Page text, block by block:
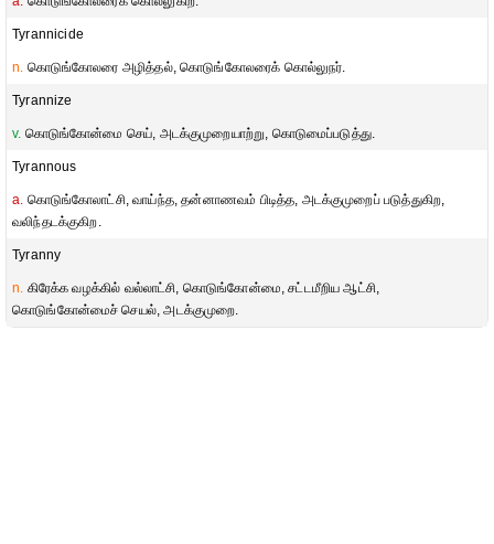
Tyrannicide
n. கொடுங்கோலரை அழித்தல், கொடுங்கோலரைக் கொல்லுநர்.
Tyrannize
v. கொடுங்கோன்மை செய், அடக்குமுறையாற்று, கொடுமைப்படுத்து.
Tyrannous
a. கொடுங்கோலாட்சி, வாய்ந்த, தன்னாணவம் பிடித்த, அடக்குமுறைப் படுத்துகிற,
வலிந்தடக்குகிற.
Tyranny
n. கிரேக்க வழக்கில் வல்லாட்சி, கொடுங்கோன்மை, சட்டமீறிய ஆட்சி,
கொடுங்கோன்மைச் செயல், அடக்குமுறை.